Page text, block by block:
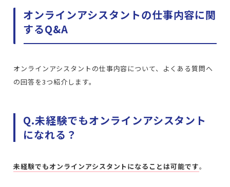
オンラインアシスタントの仕事内容に関
するQ&A
オンラインアシスタントの仕事内容について、よくある質問へ
の回答を3つ紹介します。
Q.未経験でもオンラインアシスタント
になれる？
未経験でもオンラインアシスタントになることは可能です。